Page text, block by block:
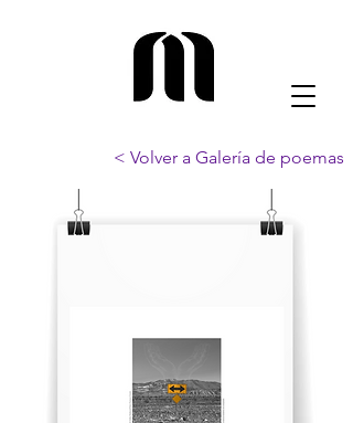
< Volver a Galería de poemas